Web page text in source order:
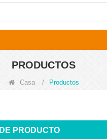
PRODUCTOS
Casa / Productos
PRODUCTO